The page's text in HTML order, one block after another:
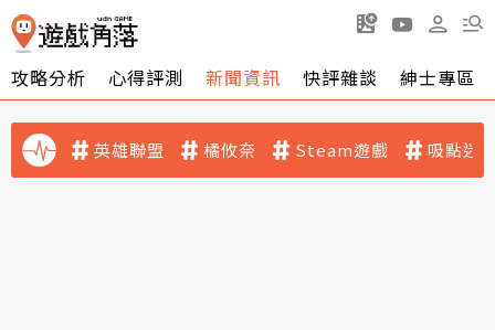
攻略分析 心得評測 新聞資訊 快評雜談 紳士專區
英雄聯盟 橘攸奈 Steam遊戲 吸點迷